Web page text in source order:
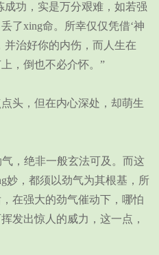
成功，实是万分艰难，如若强
了xing命。所幸仅仅凭借‘神
并治好你的内伤，而人生在
，倒也不必介怀。”
头，但在内心深处，却萌生
，绝非一般玄法可及。而这
妙，都须以劲气为其根基，所
在强大的劲气催动下，哪怕
发出惊人的威力，这一点，